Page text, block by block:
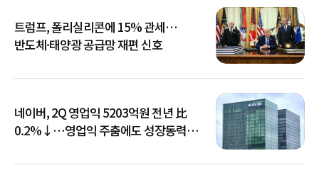
트럼프, 폴리실리콘에 15% 관세…
반도체·태양광 공급망 재편 신호
네이버, 2Q 영업익 5203억원 전년 比
0.2%↓…영업익 주춤에도 성장동력